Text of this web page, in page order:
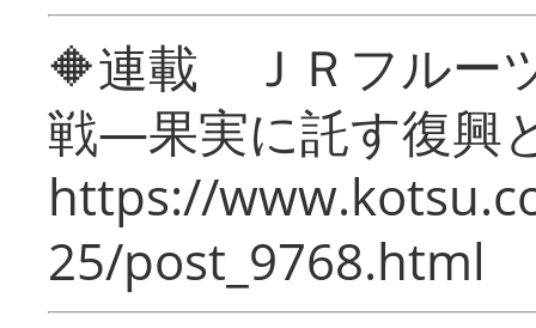
🔶連載 ＪＲフルー
戦―果実に託す復興
https://
25/post_9768.html